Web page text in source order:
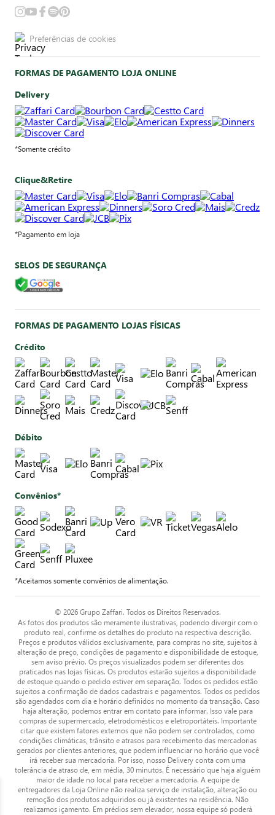
Preferências de cookies
FORMAS DE PAGAMENTO LOJA ONLINE
Delivery
*Somente crédito
Clique&Retire
*Pagamento em loja
SELOS DE SEGURANÇA
FORMAS DE PAGAMENTO LOJAS FÍSICAS
Crédito
Débito
Convênios*
*Aceitamos somente convênios de alimentação.
© 2026 Grupo Zaffari. Todos os Direitos Reservados.
As fotos dos produtos são meramente ilustrativas, podendo divergir com o
produto real, confirme os detalhes do produto na respectiva descrição.
Preços e produtos válidos exclusivamente, para compras no site, sujeitos à
alteração de preço, condições de pagamento e disponibilidade de estoque,
sem aviso prévio. Os preços visualizados podem ser diferentes dos
praticados nas lojas físicas. Os produtos estarão sujeitos a disponibilidade
de estoque quando o pedido estiver em separação. Todos os pedidos estão
sujeitos a confirmação de dados cadastrais e pagamentos. Todos os pedidos
são agendados com dia e horário definidos no momento da transação. Caso
haja alteração, podemos entrar em contato para informar. Isso vale para
compras de supermercado, eletrodomésticos e eletroportáteis. Importante
citar que existem fatores externos que não podem ser controlados, como
condições climáticas, trânsito e atrasos para recebimento das mercadorias
gerados por clientes anteriores, que podem influenciar no horário que você
irá receber sua mercadoria. Por isso, nosso Delivery conta com uma
tolerância de atraso de, em média, 30 minutos. É necessário que haja alguém
maior de idade no local para receber a mercadoria. A equipe de
entregadores da Loja Online não realiza serviço de instalação, alteração ou
remoção dos produtos adquiridos ou já existentes na residência. Não
realizamos içamento. Em prédios sem elevador, nossa equipe só poderá